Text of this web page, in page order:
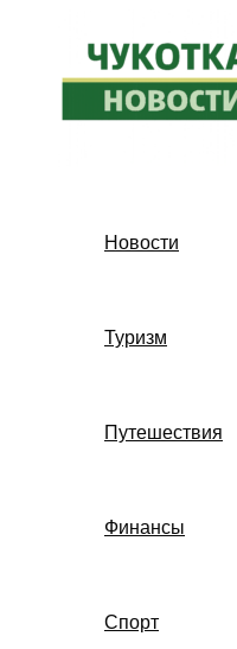
содержимому
Новости
Туризм
Путешествия
Финансы
Спорт